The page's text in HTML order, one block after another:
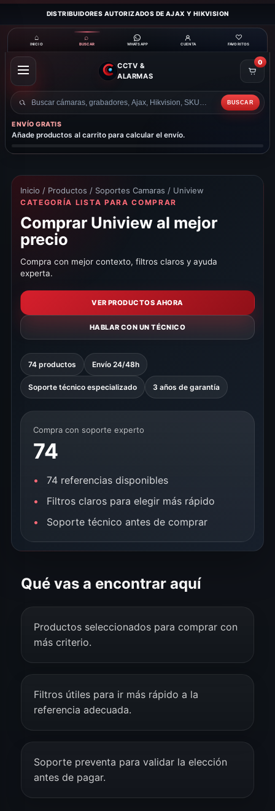
DISTRIBUIDORES AUTORIZADOS DE AJAX Y HIKVISION
⌂
INICIO
⌕
BUSCAR WHATSAPP CUENTA
♡
FAVORITOS
ABRIR
MENÚ
CCTV &
ALARMAS
Buscar
productos
BUSCAR
0
ENVÍO GRATIS
Añade productos al carrito para calcular el envío.
Inicio / Productos / Soportes Camaras / Uniview
CATEGORÍA LISTA PARA COMPRAR
Comprar Uniview al mejor
precio
Compra con mejor contexto, filtros claros y ayuda
experta.
VER PRODUCTOS AHORA
HABLAR CON UN TÉCNICO
74 productos Envío 24/48h
Soporte técnico especializado 3 años de garantía
Compra con soporte experto
74
74 referencias disponibles
Filtros claros para elegir más rápido
Soporte técnico antes de comprar
Qué vas a encontrar aquí
Productos seleccionados para comprar con
más criterio.
Filtros útiles para ir más rápido a la
referencia adecuada.
Soporte preventa para validar la elección
antes de pagar.